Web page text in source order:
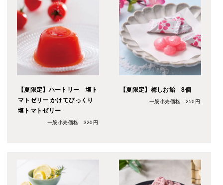
【夏限定】ハートリー 塩ト
マトゼリー かけてびっくり
塩トマトゼリー
一般小売価格 320円
【夏限定】梅しお飴 8個
一般小売価格 250円